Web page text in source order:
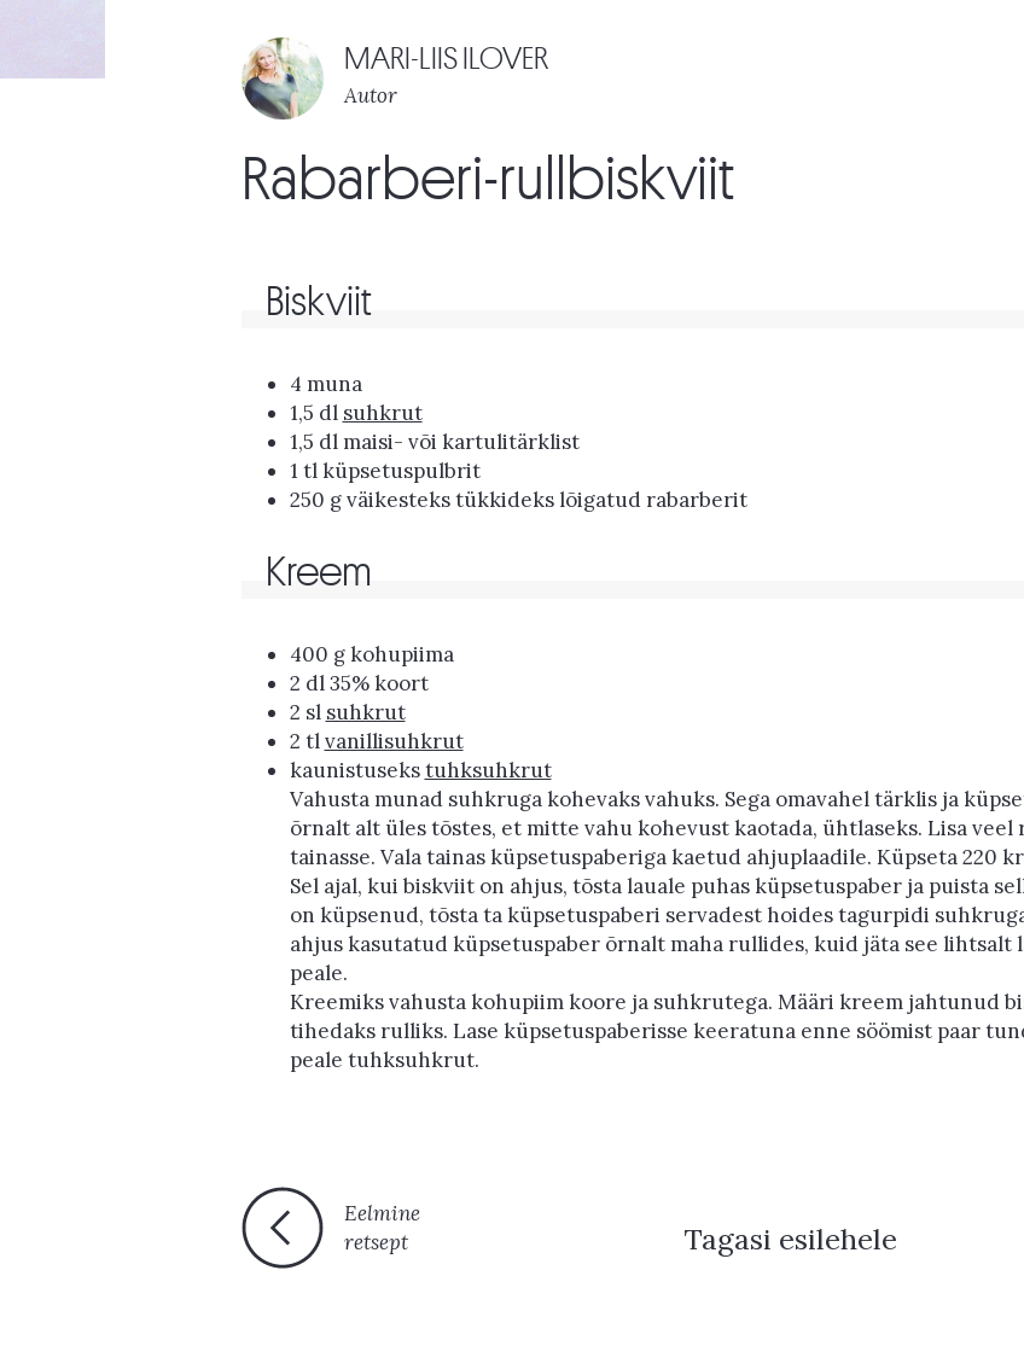
MARI-LIIS ILOVER
Autor
Rabarberi-rullbiskviit
Biskviit
4 muna
1,5 dl suhkrut
1,5 dl maisi- või kartulitärklist
1 tl küpsetuspulbrit
250 g väikesteks tükkideks lõigatud rabarberit
Kreem
400 g kohupiima
2 dl 35% koort
2 sl suhkrut
2 tlvanillisuhkrut
kaunistusekstuhksuhkrut
Vahusta munad suhkruga kohevaks vahuks. Sega omavahel tärklis ja
õrnalt alt üles tõstes, et mitte vahu kohevust kaotada, ühtlaseks. Lisa
tainasse. Vala tainas küpsetuspaberiga kaetud ahjuplaadile. Küpseta 220
Sel ajal, kui biskviit on ahjus, tõsta lauale puhas küpsetuspaber ja puista
on küpsenud, tõsta ta küpsetuspaberi servadest hoides tagurpidi
ahjus kasutatud küpsetuspaber õrnalt maha rullides, kuid jäta see lihtsalt
peale.
Kreemiks vahusta kohupiim koore ja suhkrutega. Määri kreem jahtunud
tihedaks rulliks. Lase küpsetuspaberisse keeratuna enne söömist paar
peale tuhksuhkrut.
Eelmine
retsept
Tagasi esilehele